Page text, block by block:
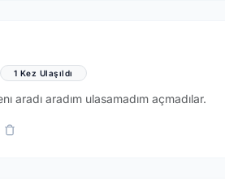
1 Kez Ulaşıldı
aradı aradım ulasamadım açmadılar.